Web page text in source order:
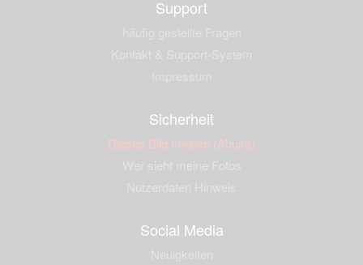
Support
Sicherheit
Dieses Bild melden (Abuse)
Social Media